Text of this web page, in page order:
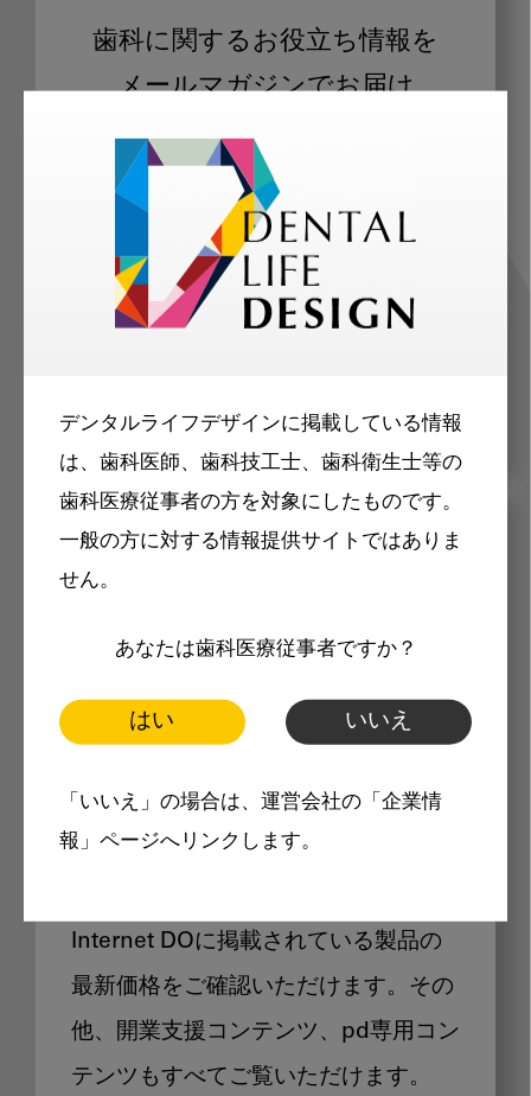
デンタルライフデザインに掲載している情報
は、歯科医師、歯科技工士、歯科衛生士等の
歯科医療従事者の方を対象にしたものです。
一般の方に対する情報提供サイトではありま
せん。
あなたは歯科医療従事者ですか？
はい いいえ
「いいえ」の場合は、運営会社の「企業情
報」ページへリンクします。
歯科に関するお役立ち情報を
メールマガジンでお届け
ご登録いただいた職種（歯科医師、歯
科衛生士、歯科技工士）に合わせた内
容のメールマガジンをお届けします。
メリット
製品価格も閲覧可能
Internet DOに掲載されている製品の
最新価格をご確認いただけます。その
他、開業支援コンテンツ、pd専用コン
テンツもすべてご覧いただけます。